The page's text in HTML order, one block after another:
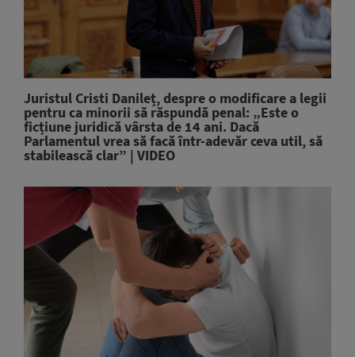
Juristul Cristi Danileț, despre o modificare a legii
pentru ca minorii să răspundă penal: „Este o
ficțiune juridică vârsta de 14 ani. Dacă
Parlamentul vrea să facă într-adevăr ceva util, să
stabilească clar” | VIDEO